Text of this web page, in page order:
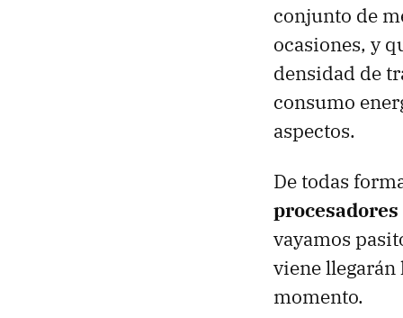
conjunto de
ocasiones, y
densidad de
consumo
aspectos.
De todas
vayamos
viene llegarán
momento.